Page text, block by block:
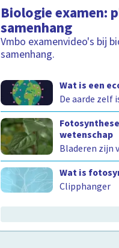
Biologie examen:
samenhang
Vmbo examenvideo's bij
samenhang.
Wat is een
De aarde zelf
wetenschap
Bladeren zijn
Wat is
Clipphanger